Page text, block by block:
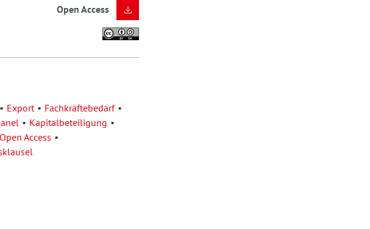
Open Access
Export
Fachkräftebedarf
Kapitalbeteiligung
Open Access